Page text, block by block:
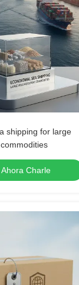
shipping for large
Ahora Charle